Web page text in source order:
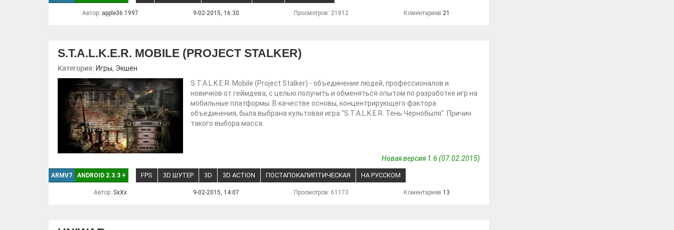
Автор: apple36.1997 9-02-2015, 16:30 Просмотров: 21812 Коментариев21
S.T.A.L.K.E.R. MOBILE (PROJECT STALKER)
Категория: Игры, Экшен
S.T.A.L.K.E.R. Mobile (Project Stalker) - объединение людей, профессионалов и
новичков от геймдева, с целью получить и обменяться опытом по разработке игр на
мобильные платформы. В качестве основы, концентрирующего фактора
объединения, была выбрана культовая игра "S.T.A.L.K.E.R. Тень Чернобыля". Причин
такого выбора масса.
Новая версия 1.6 (07.02.2015)
ARMV7 ANDROID 2.3.3 + FPS 3D ШУТЕР 3D 3D ACTION ПОСТАПОКАЛИПТИЧЕСКАЯ НА РУССКОМ
Автор: SxXx 9-02-2015, 14:07 Просмотров: 61173 Коментариев 13